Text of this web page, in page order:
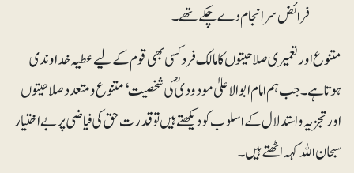
فرائض سرانجام دے چکے تھے۔
متنوع اور تعمیری صلاحیتوں کا مالک فرد کسی بھی قوم کے لیے عطیہ خداوندی
ہوتا ہے۔ جب ہم امام ابوالاعلیٰ مودودیؒ کی شخصیت‘ متنوع و متعدد صلاحیتوں
اور تجزیہ و استدلال کے اسلوب کو دیکھتے ہیں تو قدرت حق کی فیاضی پر بے اختیار
سبحان اﷲ کہہ اٹھتے ہیں۔